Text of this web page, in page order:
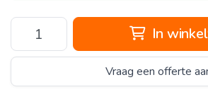
In
Vraag een offerte